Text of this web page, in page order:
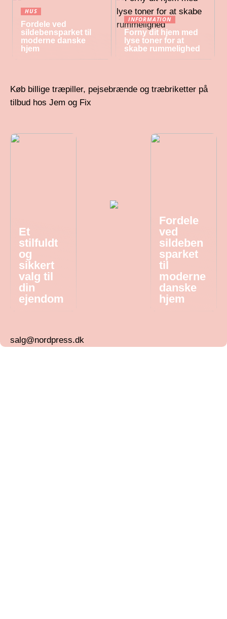
HUS
Fordele ved
sildebensparket til
moderne danske
hjem
INFORMATION
Forny dit hjem med
lyse toner for at
skabe rummelighed
Køb billige træpiller, pejsebrænde og træbriketter på
tilbud hos Jem og Fix
Et
stilfuldt
og
sikkert
valg til
din
ejendom
Fordele
ved
sildeben
sparket
til
moderne
danske
hjem
salg@nordpress.dk